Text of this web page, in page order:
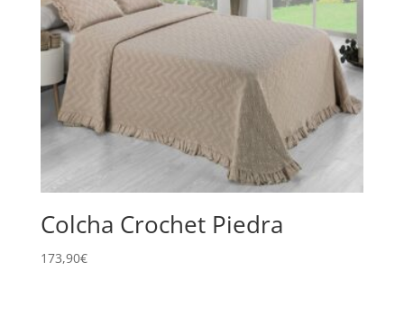
Colcha Crochet Piedra
173,90€